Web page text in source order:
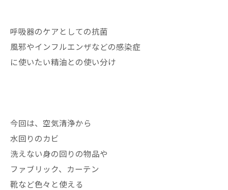
呼吸器のケアとしての抗菌
風邪やインフルエンザなどの感染症
に使いたい精油との使い分け
今回は、空気清浄から
水回りのカビ
洗えない身の回りの物品や
ファブリック、カーテン
靴など色々と使える